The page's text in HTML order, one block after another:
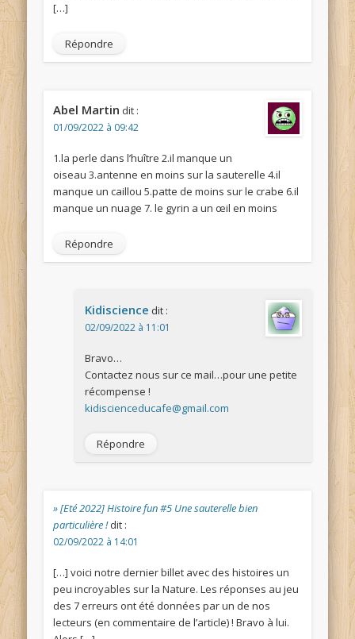
[…]
Répondre
Abel Martin dit :
01/09/2022 à 09:42
1.la perle dans l’huître 2.il manque un
oiseau 3.antenne en moins sur la sauterelle 4.il
manque un caillou 5.patte de moins sur le crabe 6.il
manque un nuage 7. le gyrin a un œil en moins
Répondre
Kidiscience dit :
02/09/2022 à 11:01
Bravo…
Contactez nous sur ce mail…pour une petite
récompense !
kidiscienceducafe@gmail.com
Répondre
» [Eté 2022] Histoire fun #5 Une sauterelle bien
particulière ! dit :
02/09/2022 à 14:01
[…] voici notre dernier billet avec des histoires un
peu incroyables sur la Nature. Les réponses au jeu
des 7 erreurs ont été données par un de nos
lecteurs (en commentaire de l’article) ! Bravo à lui.